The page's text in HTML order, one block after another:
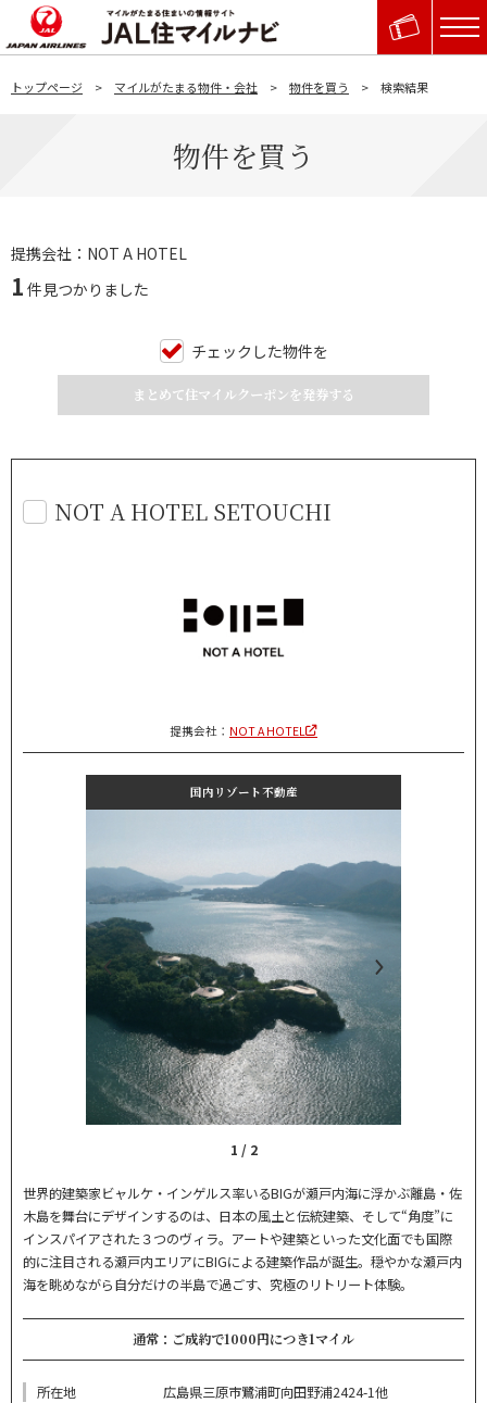
トップページ マイルがたまる物件・会社 物件を買う 検索結果
物件を買う
提携会社：NOT A HOTEL
1 件見つかりました
チェックした物件を
まとめて住マイルクーポンを発券する
NOT A HOTEL SETOUCHI
提携会社： NOT A HOTEL
国内リゾート不動産
1 / 2
世界的建築家ビャルケ・インゲルス率いるBIGが瀬戸内海に浮かぶ離島・佐
木島を舞台にデザインするのは、日本の風土と伝統建築、そして“角度”に
インスパイアされた３つのヴィラ。アートや建築といった文化面でも国際
的に注目される瀬戸内エリアにBIGによる建築作品が誕生。穏やかな瀬戸内
海を眺めながら自分だけの半島で過ごす、究極のリトリート体験。
通常：ご成約で1000円につき1マイル
所在地
広島県三原市鷺浦町向田野浦2424-1他